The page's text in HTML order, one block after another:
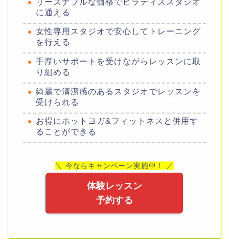
に通える
女性専用スタジオで安心してトレーニング
を行える
手厚いサポートを受けながらレッスンに取
り組める
綺麗で清潔感のあるスタジオでレッスンを
受けられる
お得にホットヨガ&フィットネスと併用す
ることができる
＼ 今ならキャンペーン実施中！ ／
体験レッスン
予約する